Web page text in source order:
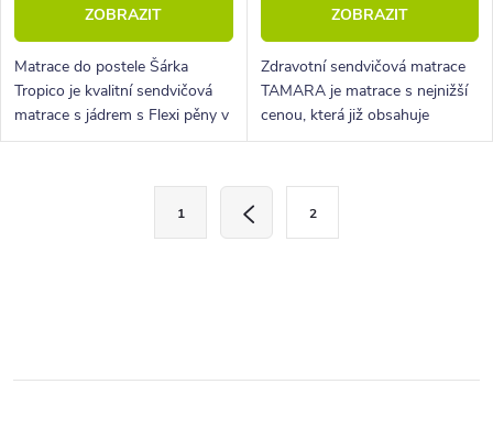
ZOBRAZIT
Matrace do postele Šárka
Tropico je kvalitní sendvičová
matrace s jádrem s Flexi pěny v
kombinaci s latexovými
ZOBRAZIT
Zdravotní sendvičová matrace
TAMARA je matrace s nejnižší
cenou, která již obsahuje
povrchové vrstvy z masážních
a
o
1 2